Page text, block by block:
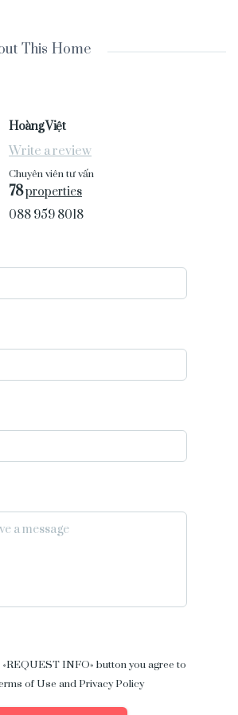
This Home
Hoàng Việt
Write a review
Chuyên viên tư vấn
78properties
088 959 8018
«REQUEST INFO» button you agree to
of Use and Privacy Policy